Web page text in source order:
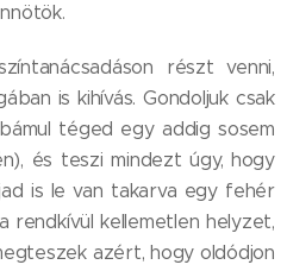
részt venni,
is kihívás. Gondoljuk csak
téged egy addig sosem
és teszi mindezt úgy, hogy
is le van takarva egy fehér
rendkívül kellemetlen helyzet,
azért, hogy oldódjon